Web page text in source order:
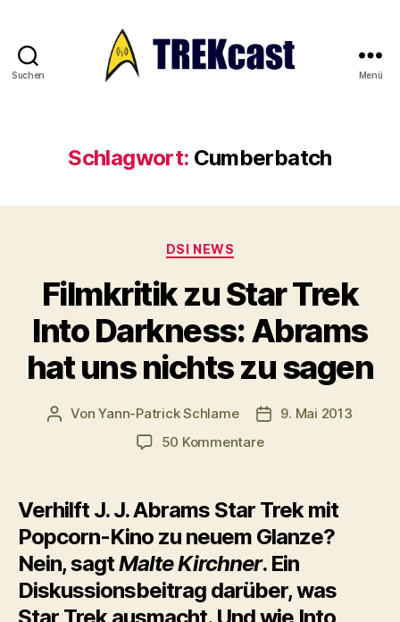
Suchen Menü
Schlagwort: Cumberbatch
Kategorien
DSI NEWS
Filmkritik zu Star Trek
Into Darkness: Abrams
hat uns nichts zu sagen
Beitragsautor
VonYann-Patrick Schlame
9. Mai 2013
50 Kommentarezu
Star
Trek
Into
Darkness:
hat
uns
Verhilft J. J. Abrams Star Trek mit
Popcorn-Kino zu neuem Glanze?
Nein, sagtMalte Kirchner. Ein
Diskussionsbeitrag darüber, was
Star Trek ausmacht. Und wie Into